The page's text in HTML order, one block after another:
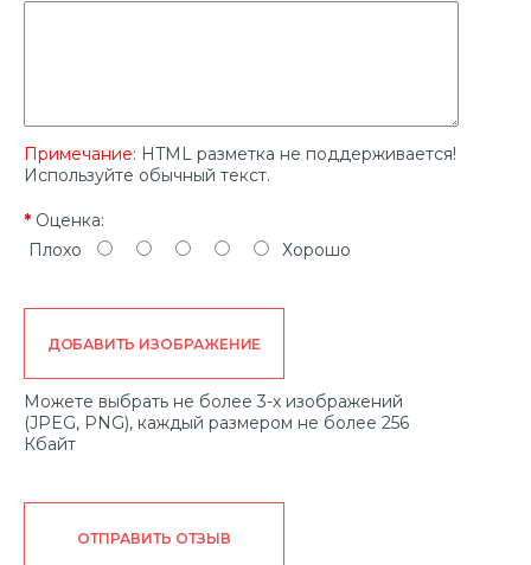
Примечание: HTML разметка не поддерживается!
Используйте обычный текст.
Оценка:
Плохо
Хорошо
ДОБАВИТЬ ИЗОБРАЖЕНИЕ
Можете выбрать не более 3-х изображений
(JPEG, PNG), каждый размером не более 256
Кбайт
ОТПРАВИТЬ ОТЗЫВ